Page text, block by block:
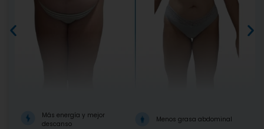
Más energía y mejor
descanso
Menos grasa abdominal